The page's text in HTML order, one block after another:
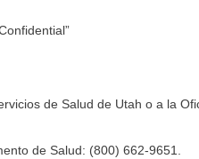
de Salud de Utah o a la
de Salud: (800) 662-9651.